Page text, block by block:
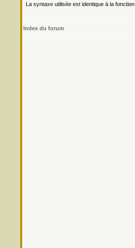
La syntaxe utilisée est identique à la fonction
Index du forum